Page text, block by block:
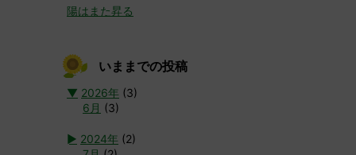
陽はまた昇る
いままでの投稿
▼ 2026年 (3)
6月 (3)
► 2024年 (2)